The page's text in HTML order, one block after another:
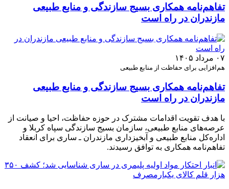
تفاهم‌نامه همکاری بسیج سازندگی و منابع طبیعی
مازندران در راه است
۰۷ مرداد ۱۴۰۵
هم‌افزایی برای حفاظت از منابع طبیعی
تفاهم‌نامه همکاری بسیج سازندگی و منابع طبیعی
مازندران در راه است
با هدف تقویت اقدامات مشترک در حوزه حفاظت، احیا و صیانت از
عرصه‌های منابع طبیعی، سازمان بسیج سازندگی سپاه کربلا و
اداره‌کل منابع طبیعی و آبخیزداری مازندران ـ ساری برای انعقاد
تفاهم‌نامه همکاری به توافق رسیدند.